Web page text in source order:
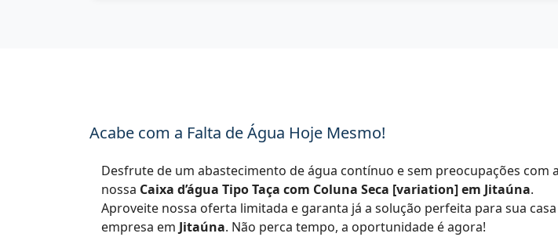
Acabe com a Falta de Água Hoje Mesmo!
Desfrute de um abastecimento de água contínuo e sem preocupações com a
nossa Caixa d’água Tipo Taça com Coluna Seca [variation] em Jitaúna.
Aproveite nossa oferta limitada e garanta já a solução perfeita para sua
empresa em Jitaúna. Não perca tempo, a oportunidade é agora!